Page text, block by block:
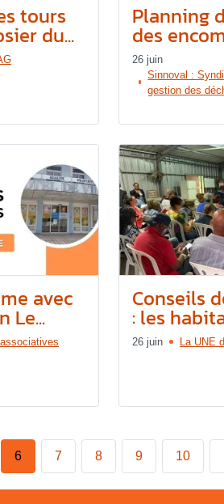
tours
du...
Planning
des
26 juin
Sinnoval :
gestion des
avec
Le...
Conseils
: les
26 juin La UNE
6 7 8 9 10